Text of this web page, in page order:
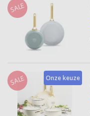
SALE
SALE Onze keuze